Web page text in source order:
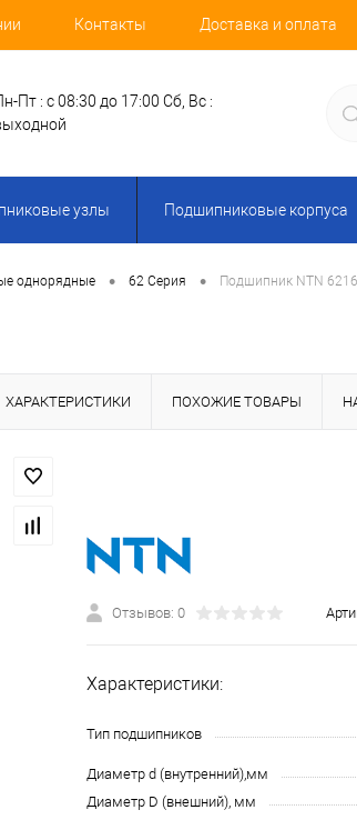
Контакты Доставка и оплата
Пт : с 08:30 до 17:00 Сб, Вс :
узлы Подшипниковые корпуса
однорядные • 62 Серия • Подшипник NTN
ХАРАКТЕРИСТИКИ ПОХОЖИЕ ТОВАРЫ
Отзывов: 0
Характеристики:
Тип подшипников
Диаметр d (внутренний),мм
Диаметр D (внешний), мм